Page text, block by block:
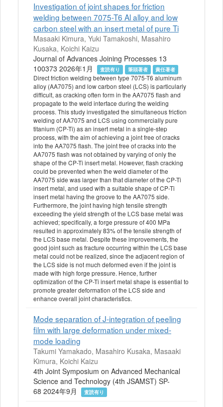
Investigation of joint shapes for friction
welding between 7075-T6 Al alloy and low
carbon steel with an insert metal of pure Ti
Masaaki Kimura, Yuki Tamakoshi, Masahiro
Kusaka, Koichi Kaizu
Journal of Advances Joining Processes 13
100373 2026年1月
査読有り 筆頭著者 責任著者
Direct friction welding between type 7075-T6 aluminum
alloy (AA7075) and low carbon steel (LCS) is particularly
difficult, as cracking often form in the AA7075 flash and
propagate to the weld interface during the welding
process. This study investigated the simultaneous friction
welding of AA7075 and LCS using commercially pure
titanium (CP-Ti) as an insert metal in a single-step
process, with the aim of achieving a joint free of cracks
into the AA7075 flash. The joint free of cracks into the
AA7075 flash was not obtained by varying of only the
shape of the CP-Ti insert metal. However, flash cracking
could be prevented when the weld diameter of the
AA7075 side was larger than that diameter of the CP-Ti
insert metal, and used with a suitable shape of CP-Ti
insert metal having the groove to the AA7075 side.
Furthermore, the joint having high tensile strength
exceeding the yield strength of the LCS base metal was
achieved; specifically, a forge pressure of 400 MPa
resulted in approximately 83% of the tensile strength of
the LCS base metal. Despite these improvements, the
good joint such as fracture occurring within the LCS base
metal could not be realized, since the adjacent region of
the LCS side is not much deformed even if the joint is
made with high forge pressure. Hence, further
optimization of the CP-Ti insert metal shape is essential to
promote greater deformation of the LCS side and
enhance overall joint characteristics.
Mode separation of J-integration of peeling
film with large deformation under mixed-
mode loading
Takumi Yamakado, Masahiro Kusaka, Masaaki
Kimura, Koichi Kaizu
4th Joint Symposium on Advanced Mechanical
Science and Technology (4th JSAMST) SP-
68 2024年9月
査読有り